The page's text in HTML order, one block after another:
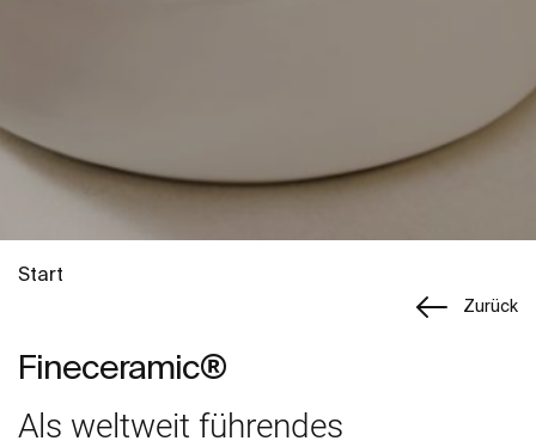
Start
Zurück
Fineceramic®
Als weltweit führendes